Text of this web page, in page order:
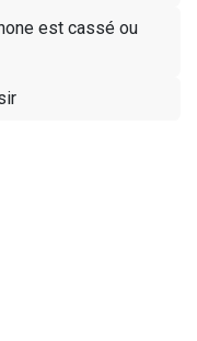
est cassé ou